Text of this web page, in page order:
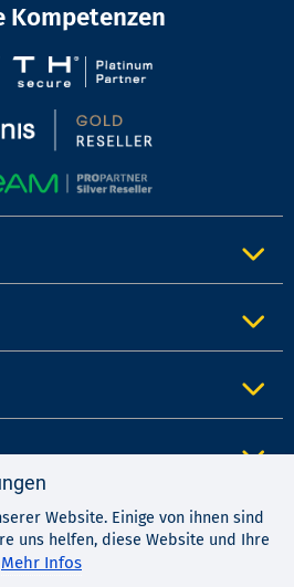
Kompetenzen
Kontakt|
Datenschutz
Widerrufsrecht
Website. Einige von ihnen sind
uns helfen, diese Website und Ihre
Mehr Infos